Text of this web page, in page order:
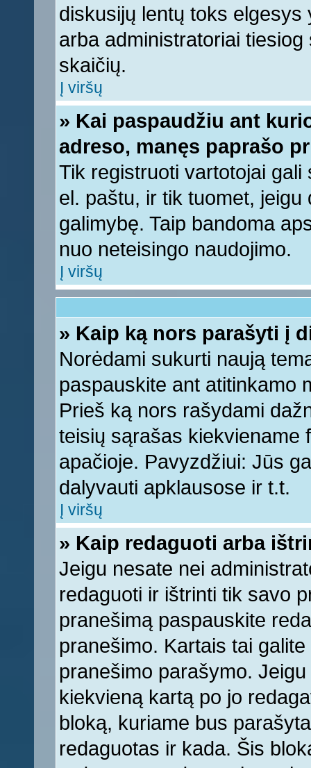
diskusijų lentų toks
arba administratoriai
skaičių.
Į viršų
» Kai paspaudžiu ant
adreso, manęs paprašo
Tik registruoti vartotojai
el. paštu, ir tik tuomet,
galimybę. Taip bandoma
nuo neteisingo naudojimo.
Į viršų
» Kaip ką nors parašyti į
Norėdami sukurti naują
paspauskite ant atitinkamo
Prieš ką nors rašydami
teisių sąrašas kiekviename
apačioje. Pavyzdžiui: Jūs
dalyvauti apklausose ir t.t.
Į viršų
» Kaip redaguoti arba
Jeigu nesate nei
redaguoti ir ištrinti tik savo
pranešimą paspauskite
pranešimo. Kartais tai
pranešimo parašymo.
kiekvieną kartą po jo
bloką, kuriame bus
redaguotas ir kada. Šis